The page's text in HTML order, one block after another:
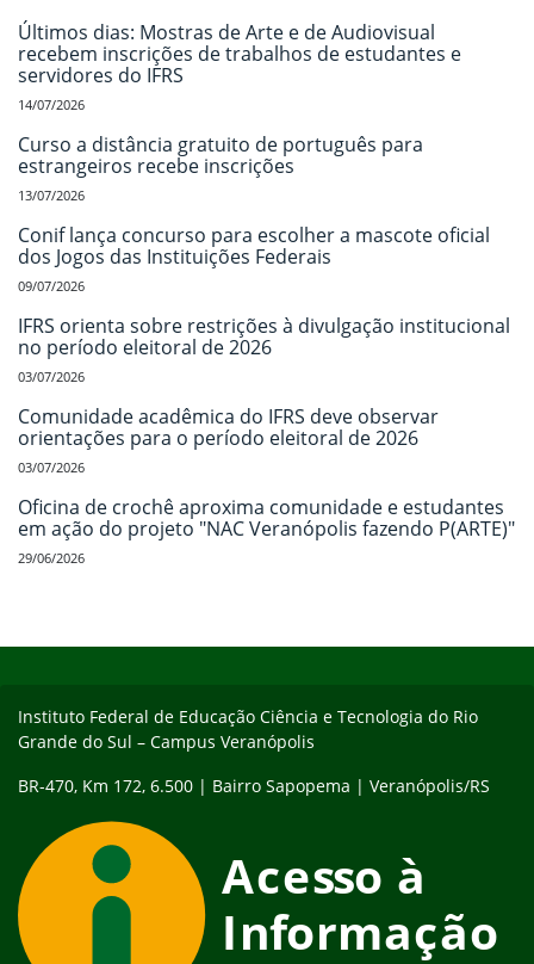
Últimos dias: Mostras de Arte e de Audiovisual
recebem inscrições de trabalhos de estudantes e
servidores do IFRS
14/07/2026
Curso a distância gratuito de português para
estrangeiros recebe inscrições
13/07/2026
Conif lança concurso para escolher a mascote oficial
dos Jogos das Instituições Federais
09/07/2026
IFRS orienta sobre restrições à divulgação institucional
no período eleitoral de 2026
03/07/2026
Comunidade acadêmica do IFRS deve observar
orientações para o período eleitoral de 2026
03/07/2026
Oficina de crochê aproxima comunidade e estudantes
em ação do projeto "NAC Veranópolis fazendo P(ARTE)"
29/06/2026
Instituto Federal de Educação Ciência e Tecnologia do Rio
Grande do Sul – Campus Veranópolis
BR-470, Km 172, 6.500 | Bairro Sapopema | Veranópolis/RS